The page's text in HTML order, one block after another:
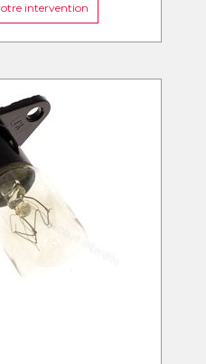
intervention